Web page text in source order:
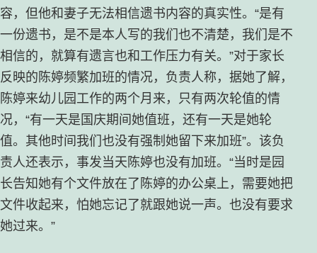
容，但他和妻子无法相信遗书内容的真实性。“是有
一份遗书，是不是本人写的我们也不清楚，我们是不
相信的，就算有遗言也和工作压力有关。”对于家长
反映的陈婷频繁加班的情况，负责人称，据她了解，
陈婷来幼儿园工作的两个月来，只有两次轮值的情
况，“有一天是国庆期间她值班，还有一天是她轮
值。其他时间我们也没有强制她留下来加班”。该负
责人还表示，事发当天陈婷也没有加班。“当时是园
长告知她有个文件放在了陈婷的办公桌上，需要她把
文件收起来，怕她忘记了就跟她说一声。也没有要求
她过来。”